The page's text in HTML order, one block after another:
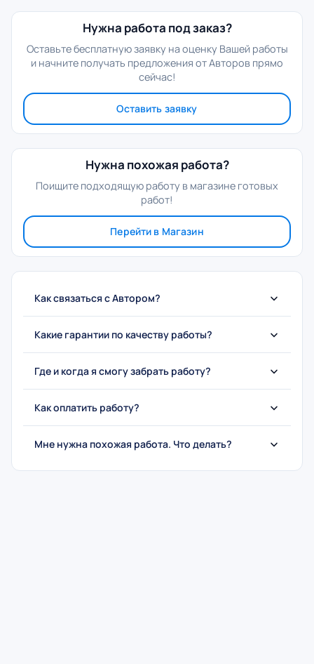
Нужна работа под заказ?
Оставьте бесплатную заявку на оценку Вашей работы
и начните получать предложения от Авторов прямо
сейчас!
Оставить заявку
Нужна похожая работа?
Поищите подходящую работу в магазине готовых
работ!
Перейти в Магазин
Как связаться с Автором?
Какие гарантии по качеству работы?
Где и когда я смогу забрать работу?
Как оплатить работу?
Мне нужна похожая работа. Что делать?